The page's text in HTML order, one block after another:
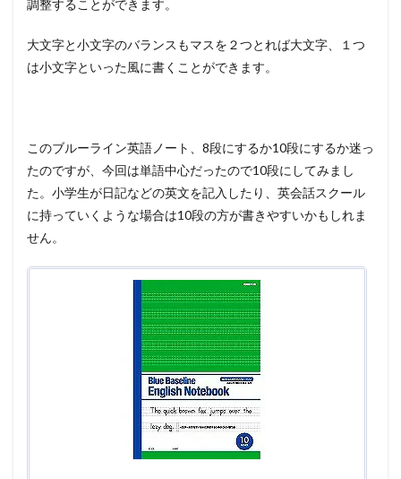
調整することができます。
大文字と小文字のバランスもマスを２つとれば大文字、１つ
は小文字といった風に書くことができます。
このブルーライン英語ノート、8段にするか10段にするか迷っ
たのですが、今回は単語中心だったので10段にしてみまし
た。小学生が日記などの英文を記入したり、英会話スクール
に持っていくような場合は10段の方が書きやすいかもしれま
せん。